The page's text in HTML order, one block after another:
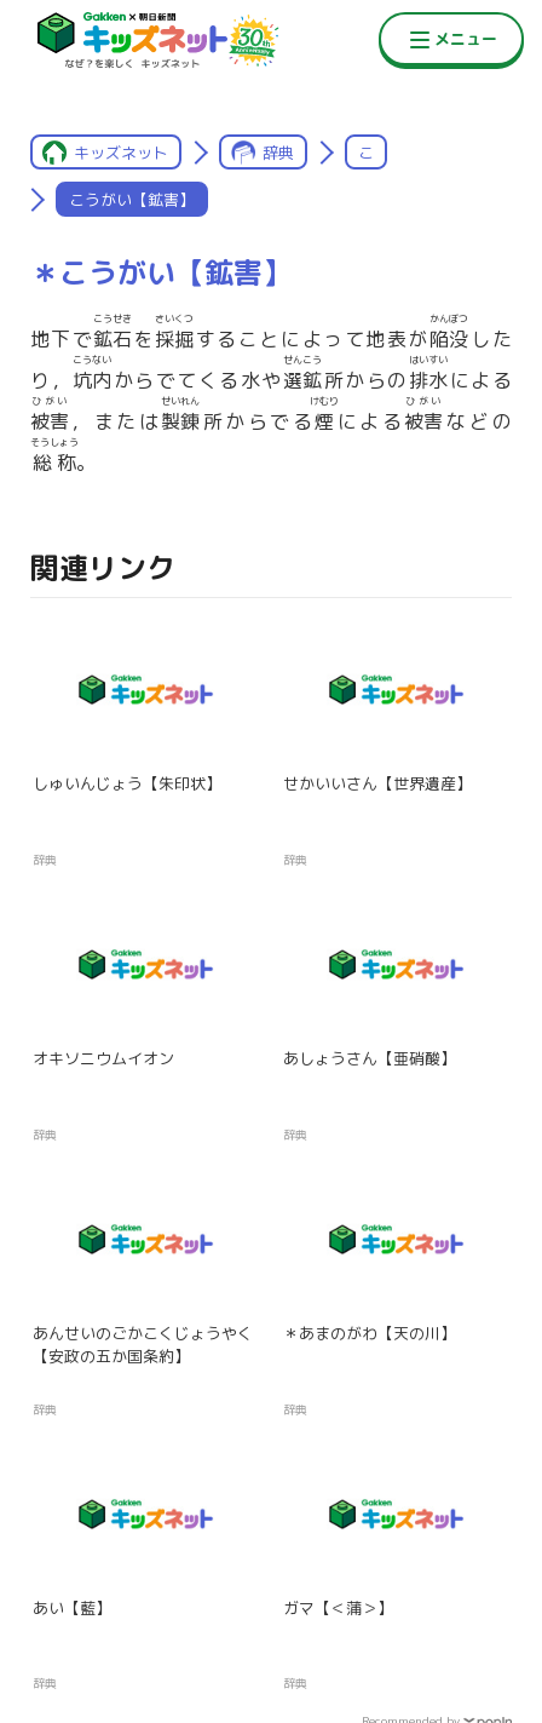
キッズネット 辞典 こ
こうがい【鉱害】
＊こうがい【鉱害】
地下で鉱石
こうせき
を 採掘
さいくつ
することによって地表が陥没
かんぼつ
した
り， 坑内
こうない
からでてくる水や選鉱
せんこう
所からの排水
はいすい
による
被害
ひがい
，または製錬
せいれん
所からでる煙
けむり
による被害
ひがい
などの
総称
そうしょう
。
関連リンク
しゅいんじょう【朱印状】
辞典
せかいいさん【世界遺産】
辞典
オキソニウムイオン
辞典
あしょうさん【亜硝酸】
辞典
あんせいのごかこくじょうやく
【安政の五か国条約】
辞典
＊あまのがわ【天の川】
辞典
あい【藍】
辞典
ガマ【＜蒲＞】
辞典